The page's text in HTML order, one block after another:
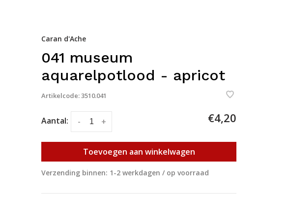
Caran d'Ache
041 museum
aquarelpotlood - apricot
Artikelcode:3510.041
Aantal: +
- €4,20
Toevoegen aan winkelwagen
Verzending binnen: 1-2 werkdagen / op voorraad